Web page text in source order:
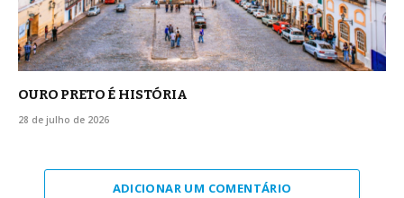
OURO PRETO É HISTÓRIA
28 de julho de 2026
ADICIONAR UM COMENTÁRIO